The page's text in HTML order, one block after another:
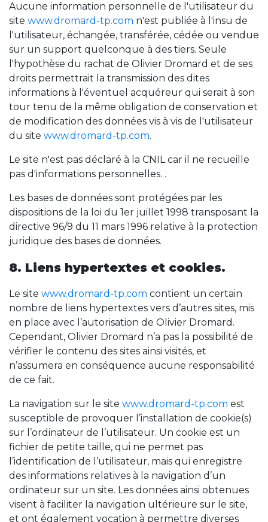
CARRIÈRE
LOCATION
CONTACT
Aucune information personnelle de l'utilisateur du
site www.dromard-tp.com n'est publiée à l'insu de
l'utilisateur, échangée, transférée, cédée ou vendue
sur un support quelconque à des tiers. Seule
l'hypothèse du rachat de Olivier Dromard et de ses
droits permettrait la transmission des dites
informations à l'éventuel acquéreur qui serait à son
tour tenu de la même obligation de conservation et
de modification des données vis à vis de l'utilisateur
du site www.dromard-tp.com.
Le site n'est pas déclaré à la CNIL car il ne recueille
pas d'informations personnelles. .
Les bases de données sont protégées par les
dispositions de la loi du 1er juillet 1998 transposant la
directive 96/9 du 11 mars 1996 relative à la protection
juridique des bases de données.
8. Liens hypertextes et cookies.
Le site www.dromard-tp.com contient un certain
nombre de liens hypertextes vers d’autres sites, mis
en place avec l’autorisation de Olivier Dromard.
Cependant, Olivier Dromard n’a pas la possibilité de
vérifier le contenu des sites ainsi visités, et
n’assumera en conséquence aucune responsabilité
de ce fait.
La navigation sur le site www.dromard-tp.com est
susceptible de provoquer l’installation de cookie(s)
sur l’ordinateur de l’utilisateur. Un cookie est un
fichier de petite taille, qui ne permet pas
l’identification de l’utilisateur, mais qui enregistre
des informations relatives à la navigation d’un
ordinateur sur un site. Les données ainsi obtenues
visent à faciliter la navigation ultérieure sur le site,
et ont également vocation à permettre diverses